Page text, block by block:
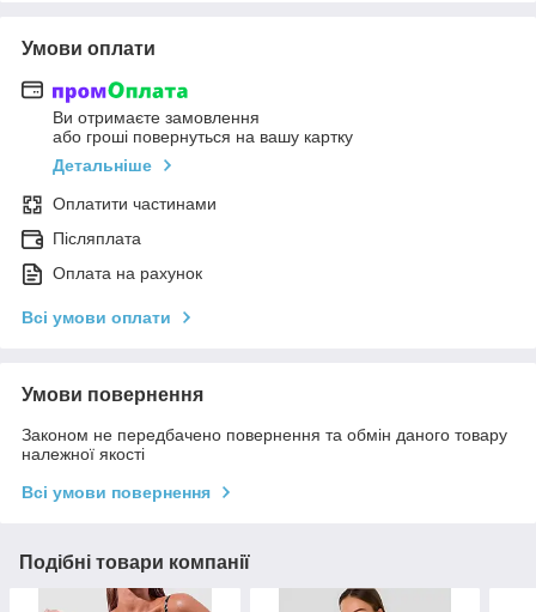
Умови оплати
Ви отримаєте замовлення
або гроші повернуться на вашу картку
Детальніше
Оплатити частинами
Післяплата
Оплата на рахунок
Всі умови оплати
Умови повернення
Законом не передбачено повернення та обмін даного товару
належної якості
Всі умови повернення
Подібні товари компанії